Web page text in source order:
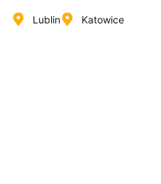
Lublin Katowice